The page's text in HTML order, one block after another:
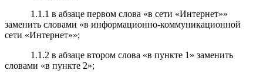
1.1.1 в абзаце первом слова «в сети «Интернет»»
заменить словами «в информационно-коммуникационной
сети «Интернет»»;
1.1.2 в абзаце втором слова «в пункте 1» заменить
словами «в пункте 2»;